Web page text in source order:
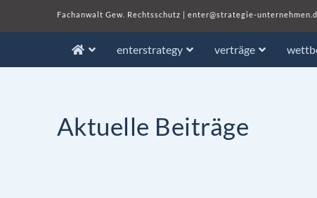
Fachanwalt Gew. Rechtsschutz | enter@strategie-
enterstrategy verträge
Aktuelle Beiträge